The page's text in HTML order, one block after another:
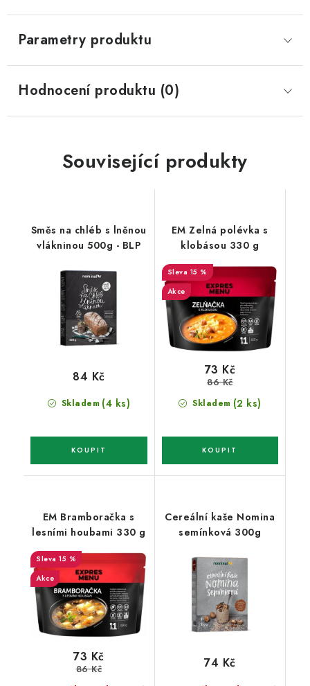
Parametry produktu
Hodnocení produktu (0)
Související produkty
Směs na chléb s lněnou
vlákninou 500g - BLP
Skladem (4 ks)
84 Kč
EM Zelná polévka s
klobásou 330 g
15 %
Akce
Skladem (2 ks)
73 Kč
86 Kč
EM Bramboračka s
lesními houbami 330 g
15 %
Akce
73 Kč
86 Kč
Cereální kaše Nomina
semínková 300g
74 Kč